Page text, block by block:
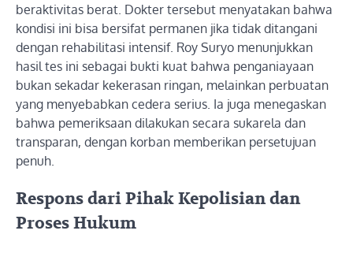
beraktivitas berat. Dokter tersebut menyatakan bahwa
kondisi ini bisa bersifat permanen jika tidak ditangani
dengan rehabilitasi intensif. Roy Suryo menunjukkan
hasil tes ini sebagai bukti kuat bahwa penganiayaan
bukan sekadar kekerasan ringan, melainkan perbuatan
yang menyebabkan cedera serius. Ia juga menegaskan
bahwa pemeriksaan dilakukan secara sukarela dan
transparan, dengan korban memberikan persetujuan
penuh.
Respons dari Pihak Kepolisian dan
Proses Hukum